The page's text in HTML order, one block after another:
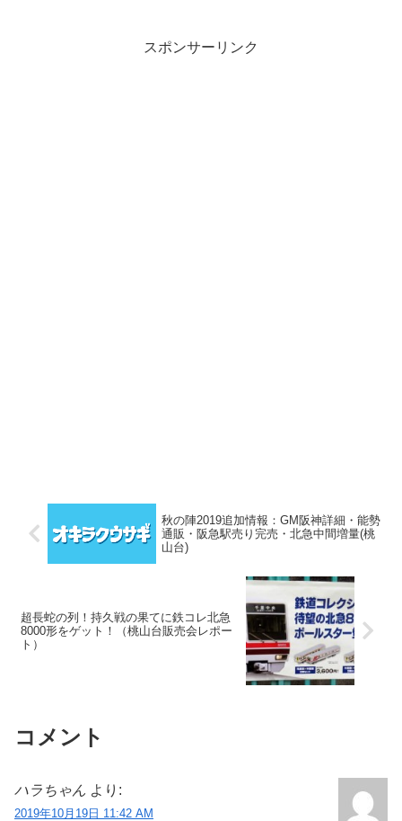
スポンサーリンク
秋の陣2019追加情報：GM阪神詳細・能勢
通販・阪急駅売り完売・北急中間増量(桃
山台)
超長蛇の列！持久戦の果てに鉄コレ北急
8000形をゲット！（桃山台販売会レポー
ト）
コメント
ハラちゃん より:
2019年10月19日 11:42 AM